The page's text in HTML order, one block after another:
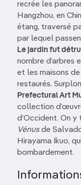
recrée les
Hangzhou, en
étang, traversé
par lequel
Le jardin fut
nombre d’arbres
et les maisons
restaurés.
Prefectural Art
collection
d’Occident. On
Vénusde
Hirayama Ikuo,
bombardement.